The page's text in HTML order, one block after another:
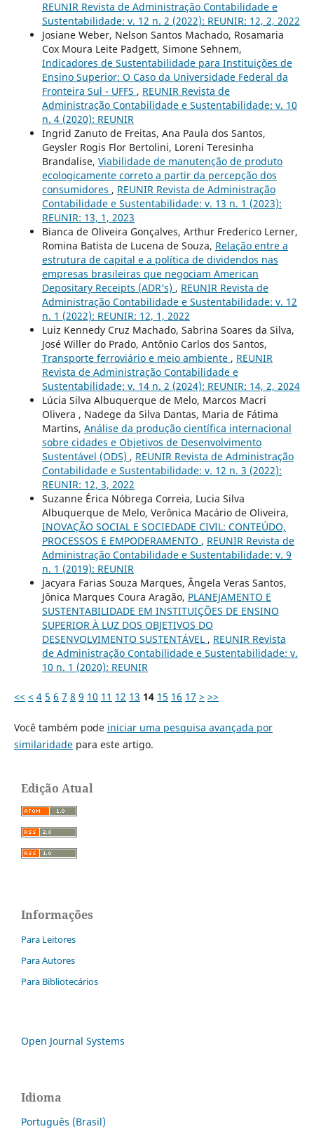
REUNIR Revista de Administração Contabilidade e
Sustentabilidade: v. 12 n. 2 (2022): REUNIR: 12, 2, 2022
Josiane Weber, Nelson Santos Machado, Rosamaria
Cox Moura Leite Padgett, Simone Sehnem,
Indicadores de Sustentabilidade para Instituições de
Ensino Superior: O Caso da Universidade Federal da
Fronteira Sul - UFFS , REUNIR Revista de
Administração Contabilidade e Sustentabilidade: v. 10
n. 4 (2020): REUNIR
Ingrid Zanuto de Freitas, Ana Paula dos Santos,
Geysler Rogis Flor Bertolini, Loreni Teresinha
Brandalise, Viabilidade de manutenção de produto
ecologicamente correto a partir da percepção dos
consumidores , REUNIR Revista de Administração
Contabilidade e Sustentabilidade: v. 13 n. 1 (2023):
REUNIR: 13, 1, 2023
Bianca de Oliveira Gonçalves, Arthur Frederico Lerner,
Romina Batista de Lucena de Souza, Relação entre a
estrutura de capital e a política de dividendos nas
empresas brasileiras que negociam American
Depositary Receipts (ADR’s) , REUNIR Revista de
Administração Contabilidade e Sustentabilidade: v. 12
n. 1 (2022): REUNIR: 12, 1, 2022
Luiz Kennedy Cruz Machado, Sabrina Soares da Silva,
José Willer do Prado, Antônio Carlos dos Santos,
Transporte ferroviário e meio ambiente , REUNIR
Revista de Administração Contabilidade e
Sustentabilidade: v. 14 n. 2 (2024): REUNIR: 14, 2, 2024
Lúcia Silva Albuquerque de Melo, Marcos Macri
Olivera , Nadege da Silva Dantas, Maria de Fátima
Martins, Análise da produção científica internacional
sobre cidades e Objetivos de Desenvolvimento
Sustentável (ODS) , REUNIR Revista de Administração
Contabilidade e Sustentabilidade: v. 12 n. 3 (2022):
REUNIR: 12, 3, 2022
Suzanne Érica Nóbrega Correia, Lucia Silva
Albuquerque de Melo, Verônica Macário de Oliveira,
INOVAÇÃO SOCIAL E SOCIEDADE CIVIL: CONTEÚDO,
PROCESSOS E EMPODERAMENTO , REUNIR Revista de
Administração Contabilidade e Sustentabilidade: v. 9
n. 1 (2019): REUNIR
Jacyara Farias Souza Marques, Ângela Veras Santos,
Jônica Marques Coura Aragão, PLANEJAMENTO E
SUSTENTABILIDADE EM INSTITUIÇÕES DE ENSINO
SUPERIOR À LUZ DOS OBJETIVOS DO
DESENVOLVIMENTO SUSTENTÁVEL , REUNIR Revista
de Administração Contabilidade e Sustentabilidade: v.
10 n. 1 (2020): REUNIR
<< < 4 5 6 7 8 9 10 11 12 13 14 15 16 17 > >>
Você também pode iniciar uma pesquisa avançada por
similaridadepara este artigo.
Edição Atual
Informações
Para Leitores
Para Autores
Para Bibliotecários
Open Journal Systems
Idioma
Português (Brasil)